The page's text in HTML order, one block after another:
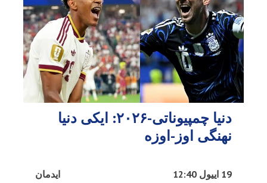
دنیا چمپیوناتی-۲۰۲۶: ایکی دنیا
نهنگی اوز-اوزه
ایدمان 19 اییول 12:40